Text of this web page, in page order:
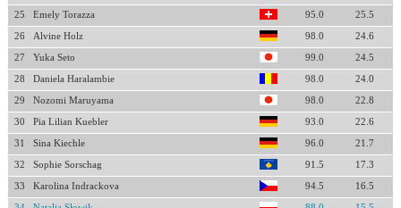
25 Emely Torazza 95.0 25.5
26 Alvine Holz 98.0 24.6
27 Yuka Seto 99.0 24.5
28 Daniela Haralambie 98.0 24.0
29 Nozomi Maruyama 98.0 22.8
30 Pia Lilian Kuebler 93.0 22.6
31 Sina Kiechle 96.0 21.7
32 Sophie Sorschag 91.5 17.3
33 Karolina Indrackova 94.5 16.5